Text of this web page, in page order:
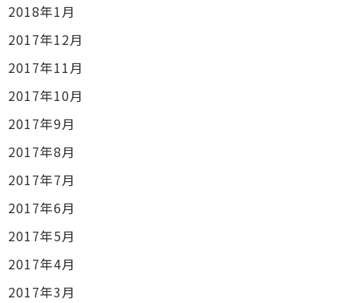
2018年1月
2017年12月
2017年11月
2017年10月
2017年9月
2017年8月
2017年7月
2017年6月
2017年5月
2017年4月
2017年3月